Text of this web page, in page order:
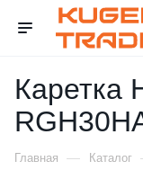
Каретка
Главная — Каталог